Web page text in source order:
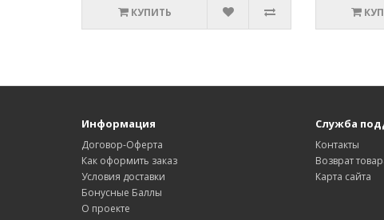
КУПИТЬ
Информация
Договор-Оферта
Как оформить заказ
Условия доставки
Бонусные Баллы
О проекте
Служба
Контакты
Возврат
Карта сайта